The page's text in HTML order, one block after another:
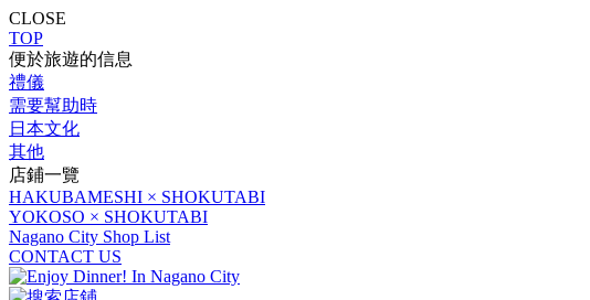
CLOSE
TOP
便於旅遊的信息
禮儀
需要幫助時
日本文化
其他
店鋪一覽
HAKUBAMESHI × SHOKUTABI
YOKOSO × SHOKUTABI
Nagano City Shop List
CONTACT US